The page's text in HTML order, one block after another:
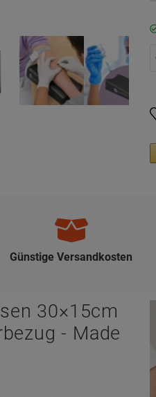
Günstige Versandkosten
30×15cm
- Made